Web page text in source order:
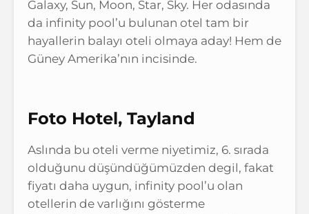
Galaxy, Sun, Moon, Star, Sky. Her odasında
da infinity pool’u bulunan otel tam bir
hayallerin balayı oteli olmaya aday! Hem de
Güney Amerika’nın incisinde.
Foto Hotel, Tayland
Aslında bu oteli verme niyetimiz, 6. sırada
olduğunu düşündüğümüzden degil, fakat
fiyatı daha uygun, infinity pool’u olan
otellerin de varlığını gösterme